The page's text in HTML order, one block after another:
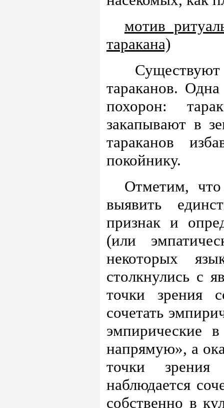
мотив
таракана)
Существуют
тараканов.
похорон:
закапывают в
тараканов
покойнику.
Отметим, что
выявить
признак и
(или
некоторых
столкнулись с
точки зрения
сочетать
эмпирические
напрямую», а
точки зрения
наблюдается
собственно в